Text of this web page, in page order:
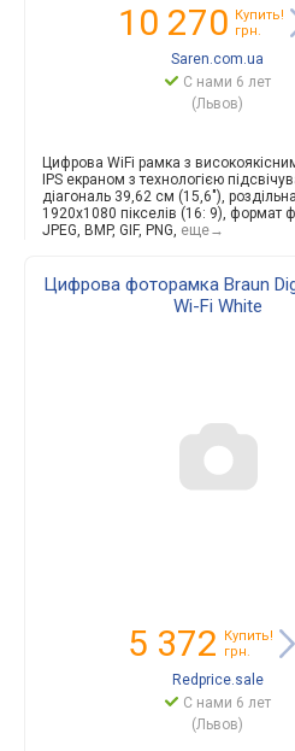
10 270 Купить!
грн.
Saren.com.ua
С нами 6 лет
(Львов)
Цифрова WiFi рамка з
IPS екраном з технологією
діагональ 39,62 см (15,6"),
1920x1080 пікселів (16: 9), формат
JPEG, BMP, GIF, PNG, еще→
Цифрова фоторамка Braun
Wi-Fi White
5 372
Купить!
грн.
Redprice.sale
С нами 6 лет
(Львов)